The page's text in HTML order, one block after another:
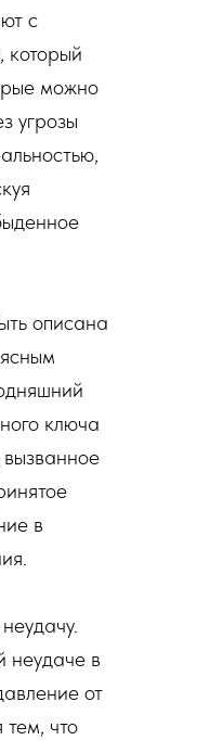
с
который
можно
угрозы
описана
ключа
в
неудаче в
от
что